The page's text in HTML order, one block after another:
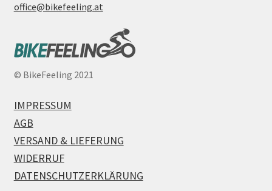
office@bikefeeling.at
© BikeFeeling 2021
IMPRESSUM
AGB
VERSAND & LIEFERUNG
WIDERRUF
DATENSCHUTZERKLÄRUNG